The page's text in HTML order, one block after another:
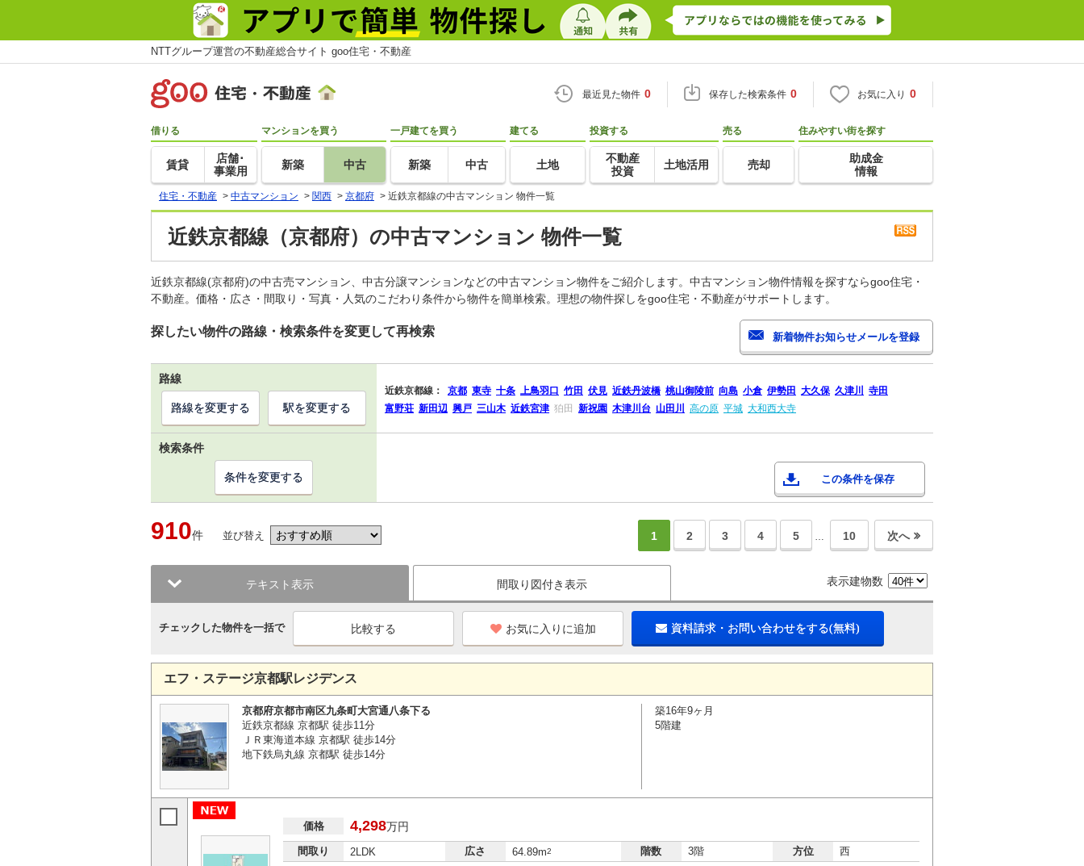
NTTグループ運営の不動産総合サイト goo住宅・不動産
最近見た物件 0 保存した検索条件 0 お気に入り 0
借りる
賃貸
店舗･
事業用
マンションを買う
新築 中古
一戸建てを買う
新築 中古
建てる
土地
投資する
不動産
投資
土地活用
売る
売却
住みやすい街を探す
助成金
情報
住宅・不動産 > 中古マンション > 関西 > 京都府 > 近鉄京都線の中古マンション 物件一覧
近鉄京都線（京都府）の中古マンション 物件一覧
近鉄京都線(京都府)の中古売マンション、中古分譲マンションなどの中古マンション物件をご紹介します。中古マンション物件情報を探すならgoo住宅・
不動産。価格・広さ・間取り・写真・人気のこだわり条件から物件を簡単検索。理想の物件探しをgoo住宅・不動産がサポートします。
探したい物件の路線・検索条件を変更して再検索
路線
近鉄京都線： 京都 東寺 十条 上鳥羽口 竹田 伏見 近鉄丹波橋 桃山御陵前 向島 小倉 伊勢田 大久保 久津川
寺田
富野荘 新田辺 興戸 三山木 近鉄宮津 狛田 新祝園 木津川台 山田川 高の原 平城 大和西大寺
路線を変更する 駅を変更する
検索条件
この条件を保存
条件を変更する
910件 並び替え 1 2 3 4 5 … 10 次へ
テキスト表示 間取り図付き表示 表示建物数
チェックした物件を一括で お気に入りに追加 資料請求・お問い合わせをする(無料)
エフ・ステージ京都駅レジデンス
京都府京都市南区九条町大宮通八条下る
近鉄京都線 京都駅 徒歩11分
ＪＲ東海道本線 京都駅 徒歩14分
地下鉄烏丸線 京都駅 徒歩14分
築16年9ヶ月
5階建
価格 4,298万円
間取り 2LDK 広さ 64.89m2 階数 3階 方位 西